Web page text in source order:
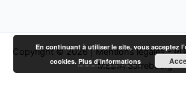
Copyright © 2026 |Mentions légales -
MEDIA Sarrebourg
En continuant à utiliser le site, vous acceptez
cookies.Plus d’informations